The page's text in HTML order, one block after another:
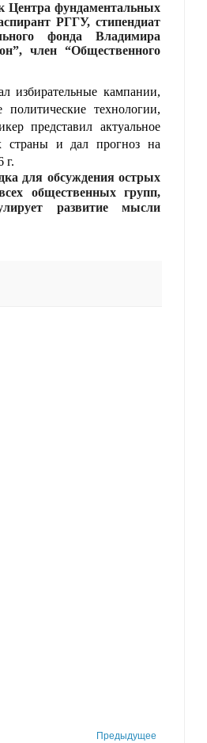
Центра фундаментальных
РГГУ, стипендиат
фонда Владимира
член “Общественного
избирательные кампании,
технологии,
представил актуальное
страны и дал прогноз на
г.
для обсуждения острых
общественных групп,
развитие мысли
Предыдущее